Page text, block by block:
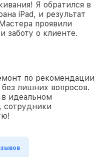
Я обратился в
iPad, и результат
проявили
заботу о клиенте.
по рекомендации
лишних вопросов.
идеальном
сотрудники